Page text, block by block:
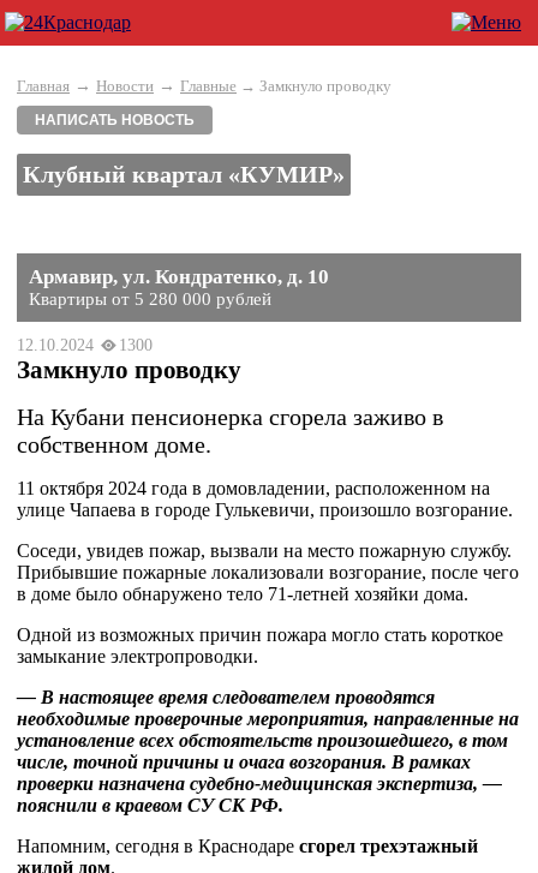
Главная → Новости → Главные → Замкнуло проводку
НАПИСАТЬ НОВОСТЬ
Клубный квартал «КУМИР»
Армавир, ул. Кондратенко, д. 10
Квартиры от 5 280 000 рублей
12.10.2024 1300
Замкнуло проводку
На Кубани пенсионерка сгорела заживо в
собственном доме.
11 октября 2024 года в домовладении, расположенном на
улице Чапаева в городе Гулькевичи, произошло возгорание.
Соседи, увидев пожар, вызвали на место пожарную службу.
Прибывшие пожарные локализовали возгорание, после чего
в доме было обнаружено тело 71-летней хозяйки дома.
Одной из возможных причин пожара могло стать короткое
замыкание электропроводки.
— В настоящее время следователем проводятся
необходимые проверочные мероприятия, направленные на
установление всех обстоятельств произошедшего, в том
числе, точной причины и очага возгорания. В рамках
проверки назначена судебно-медицинская экспертиза, —
пояснили в краевом СУ СК РФ.
Напомним, сегодня в Краснодаре сгорел трехэтажный
жилой дом.